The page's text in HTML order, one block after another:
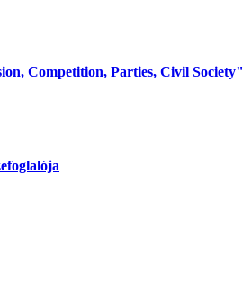
Competition, Parties, Civil Society"